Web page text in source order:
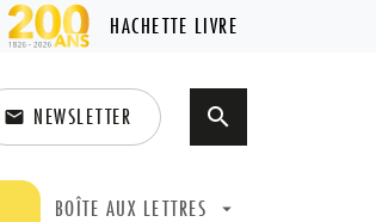
HACHETTE LIVRE
email NEWSLETTER search
BOÎTE AUX LETTRES arrow_drop_down